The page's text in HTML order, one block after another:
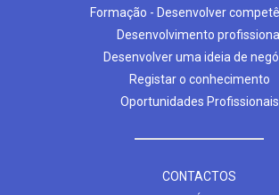
Formação - Desenvolver
Desenvolvimento profissional
Desenvolver uma ideia de
Registar o conhecimento
Oportunidades Profissionais
CONTACTOS